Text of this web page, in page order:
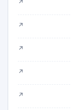
↗
↗
↗
↗
↗